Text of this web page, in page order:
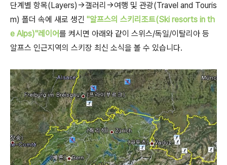
단계별 항목(Layers)->갤러리->여행 및 관광(Travel and Touris
m) 폴더 속에 새로 생긴 "알프스의 스키리조트(Ski resorts in th
e Alps)"레이어를 켜시면 아래와 같이 스위스/독일/이탈리아 등
알프스 인근지역의 스키장 최신 소식을 볼 수 있습니다.